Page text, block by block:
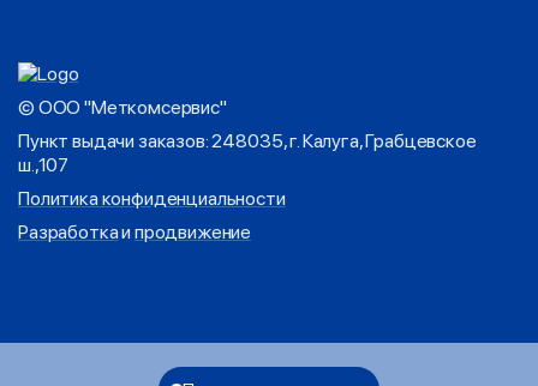
© ООО "Меткомсервис"
Пункт выдачи заказов: 248035, г. Калуга, Грабцевское
ш.,107
Политика конфиденциальности
Разработкаи продвижение